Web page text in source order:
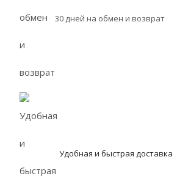
30 дней на обмен и возврат
Удобная и быстрая доставка